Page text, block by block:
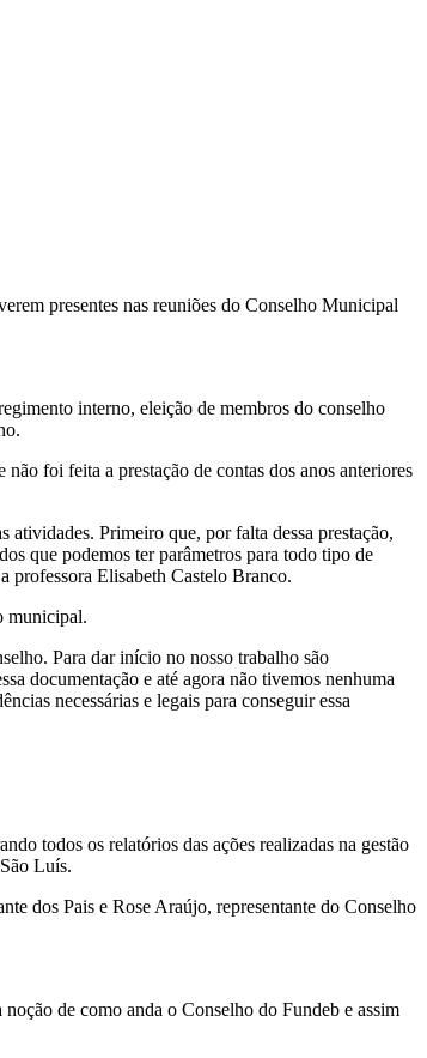
presentes nas reuniões do Conselho Municipal
interno, eleição de membros do conselho
foi feita a prestação de contas dos anos anteriores
atividades. Primeiro que, por falta dessa prestação,
que podemos ter parâmetros para todo tipo de
professora Elisabeth Castelo Branco.
municipal.
Para dar início no nosso trabalho são
documentação e até agora não tivemos nenhuma
necessárias e legais para conseguir essa
todos os relatórios das ações realizadas na gestão
Luís.
dos Pais e Rose Araújo, representante do Conselho
de como anda o Conselho do Fundeb e assim